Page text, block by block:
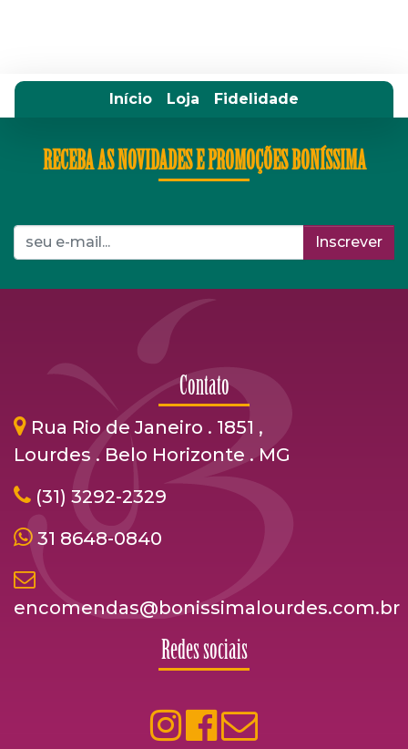
Início Loja Fidelidade
RECEBA AS NOVIDADES E PROMOÇÕES BONÍSSIMA
Inscrever
Contato
Rua Rio de Janeiro . 1851 ,
Lourdes . Belo Horizonte . MG
(31) 3292-2329
31 8648-0840
encomendas@bonissimalourdes.com.br
Redes sociais